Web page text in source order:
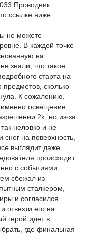
Проводник
ссылке ниже.
не можете
В каждой точке
на
знали, что такое
старта на
предметов, сколько
К сожалению,
освещение,
2k, но из-за
неловко и не
на поверхность,
выглядит даже
происходит
с событиями,
сбежал из
сталкером,
и согласился
отвезти его на
герой идет в
где финальная